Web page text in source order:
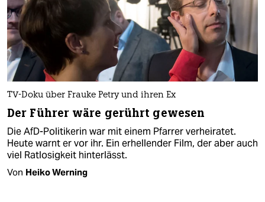
TV-Doku über Frauke Petry und ihren Ex
Der Führer wäre gerührt gewesen
Die AfD-Politikerin war mit einem Pfarrer verheiratet.
Heute warnt er vor ihr. Ein erhellender Film, der aber auch
viel Ratlosigkeit hinterlässt.
Von Heiko Werning